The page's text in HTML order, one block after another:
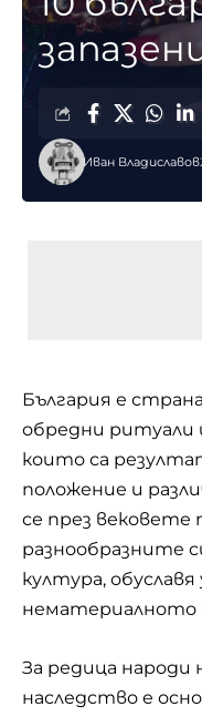
Иван Владиславов
България е
обредни ритуали
които са
положение и
се през вековете
разнообразните
култура,
нематериалното
За редица
наследство е